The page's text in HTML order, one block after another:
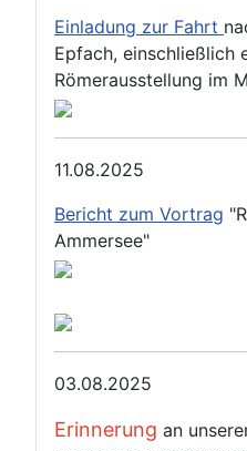
Einladung zur Fahrt
Epfach, einschließlich
Römerausstellung im
11.08.2025
Bericht zum Vortrag
Ammersee"
03.08.2025
Erinnerung an